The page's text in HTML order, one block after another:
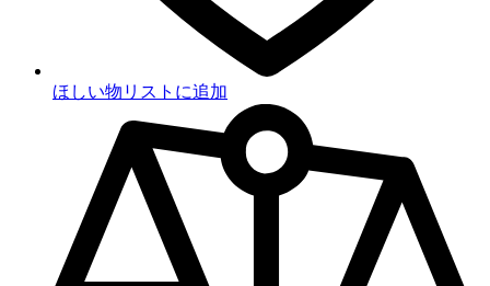
ほしい物リストに追加